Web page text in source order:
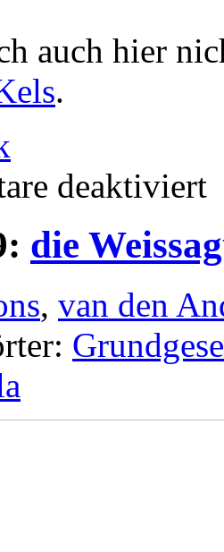
auch hier
.
deaktiviert
die
, van den